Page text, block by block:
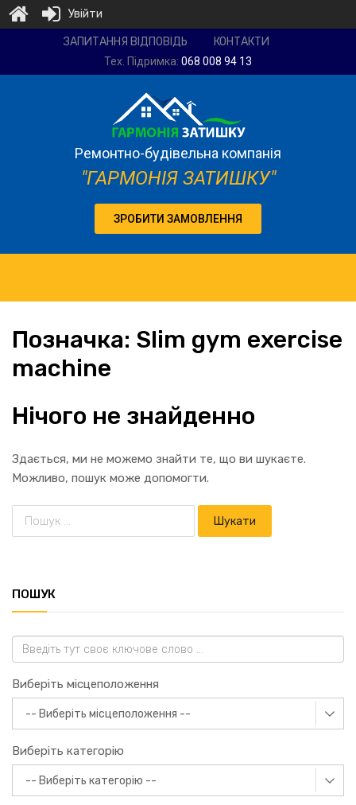
компанія
ЗАПИТАННЯ ВІДПОВІДЬ КОНТАКТИ
Тех. Підримка: 068 008 94 13
Ремонтно-будівельна компанія
"ГАРМОНІЯ ЗАТИШКУ"
ЗРОБИТИ ЗАМОВЛЕННЯ
Позначка: Slim gym exercise
machine
Нічого не знайденно
Здається, ми не можемо знайти те, що ви шукаєте.
Можливо, пошук може допомогти.
ПОШУК
Виберіть місцеположення
Виберіть категорію
Увійти